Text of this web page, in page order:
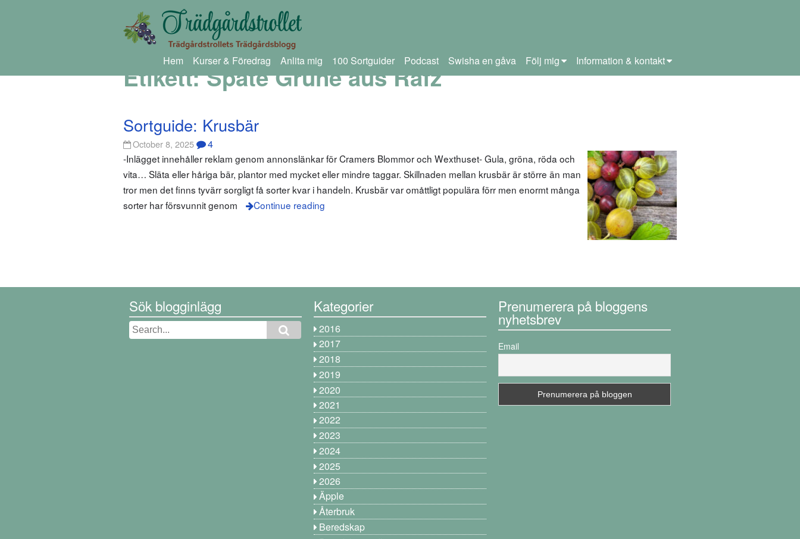
Hem Kurser & Föredrag Anlita mig 100 Sortguider Podcast Swisha en gåva Följ mig Information & kontakt
Etikett:Späte Grüne aus Rafz
Sortguide: Krusbär
October 8, 2025 4
-Inlägget innehåller reklam genom annonslänkar för Cramers Blommor och Wexthuset- Gula, gröna, röda och
vita… Släta eller håriga bär, plantor med mycket eller mindre taggar. Skillnaden mellan krusbär är större än man
tror men det finns tyvärr sorgligt få sorter kvar i handeln. Krusbär var omåttligt populära förr men enormt många
sorter har försvunnit genom
Continue reading
Sök blogginlägg Kategorier
2016
2017
2018
2019
2020
2021
2022
2023
2024
2025
2026
Äpple
Återbruk
Beredskap
Prenumerera på bloggens
nyhetsbrev
Email